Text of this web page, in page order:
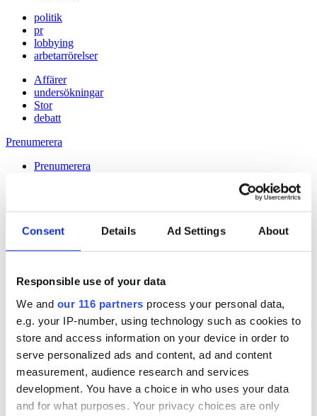
Consent Details Ad Settings About
Responsible use of your data
We and our 116 partners process your personal data,
e.g. your IP-number, using technology such as cookies to
store and access information on your device in order to
serve personalized ads and content, ad and content
measurement, audience research and services
development. You have a choice in who uses your data
and for what purposes. Your privacy choices are only
politik
pr
lobbying
arbetarrörelser
Affärer
undersökningar
Stor
debatt
Prenumerera
Prenumerera
kommunikationsplanen
Håll dig uppdaterad med
Veckans Brief!
Få exklusiv tillgång till Veckans Brief, den essentiella läsningen för
alla som driver opinionsbildning och samhällsförändring, genom en
prenumeration på Dagens Opinion.